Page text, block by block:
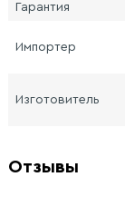
Гарантия
Импортер
Изготовитель
Отзывы